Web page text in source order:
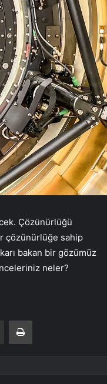
Çözünürlüğü
çözünürlüğe sahip
bakan bir gözümüz
neler?
E-Posta ile paylaş Yazdır